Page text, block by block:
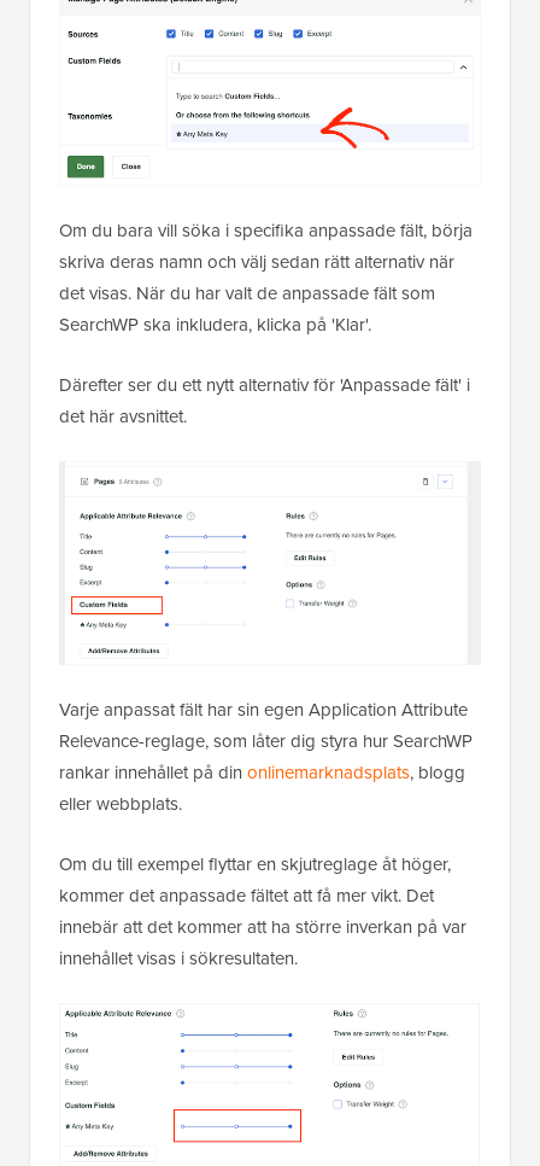
Om du bara vill söka i specifika anpassade fält, börja
skriva deras namn och välj sedan rätt alternativ när
det visas. När du har valt de anpassade fält som
SearchWP ska inkludera, klicka på 'Klar'.
Därefter ser du ett nytt alternativ för 'Anpassade fält' i
det här avsnittet.
Varje anpassat fält har sin egen Application Attribute
Relevance-reglage, som låter dig styra hur SearchWP
rankar innehållet på din online­marknadsplats, blogg
eller webbplats.
Om du till exempel flyttar en skjutreglage åt höger,
kommer det anpassade fältet att få mer vikt. Det
innebär att det kommer att ha större inverkan på var
innehållet visas i sökresultaten.